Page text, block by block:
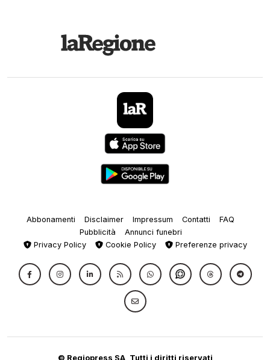
Abbonamenti Disclaimer Impressum Contatti
FAQ
Pubblicità
Annunci funebri
Privacy Policy
Cookie Policy Preferenze privacy
© Regiopress SA, Tutti i diritti riservati